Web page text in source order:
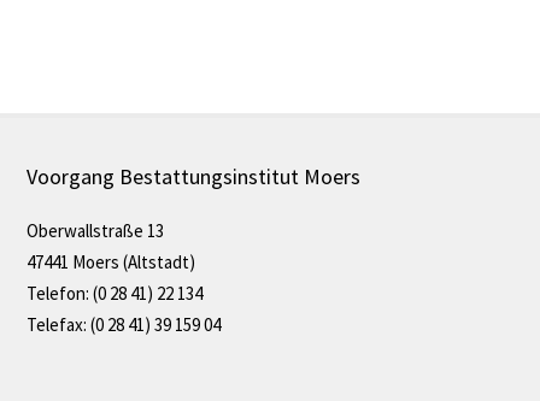
Voorgang Bestattungsinstitut Moers
Oberwallstraße 13
47441 Moers (Altstadt)
Telefon: (0 28 41) 22 134
Telefax: (0 28 41) 39 159 04